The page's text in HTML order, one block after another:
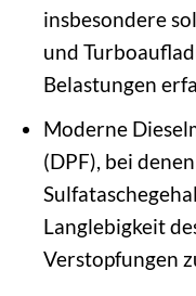
insbesondere
und
Belastungen
Moderne
(DPF), bei
Langlebigkeit
Verstopfungen